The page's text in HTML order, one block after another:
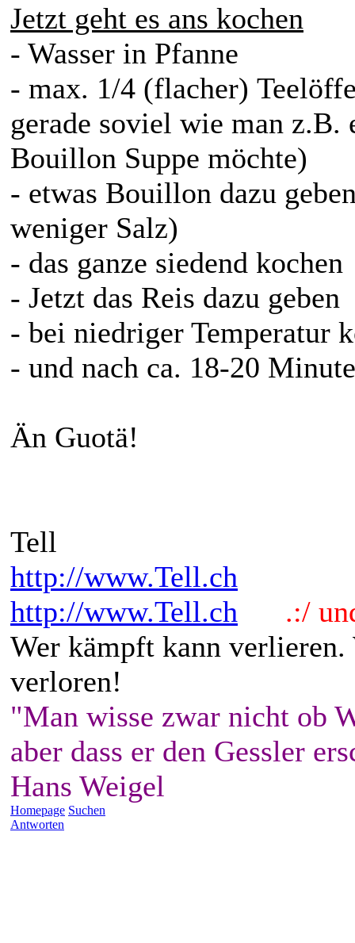
Jetzt geht es ans kochen
- Wasser in Pfanne
- max. 1/4 (flacher)
gerade soviel wie man z.B.
Bouillon Suppe möchte)
- etwas Bouillon dazu
weniger Salz)
- das ganze siedend kochen
- Jetzt das Reis dazu geben
- bei niedriger Temperatur
- und nach ca. 18-20
Än Guotä!
Tell
http://www.Tell.ch
http://www.Tell.ch
.:/
Wer kämpft kann
verloren!
"Man wisse zwar nicht ob
aber dass er den Gessler
Hans Weigel
Homepage Suchen
Antworten